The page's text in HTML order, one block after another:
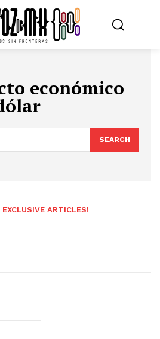
económico
SEARCH
EXCLUSIVE ARTICLES!